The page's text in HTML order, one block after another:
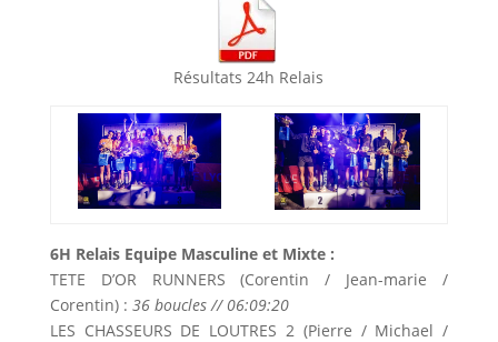
Résultats 24h Relais
6H Relais Equipe Masculine et Mixte :
TETE D’OR RUNNERS (Corentin / Jean-marie /
Corentin) : 36 boucles // 06:09:20
LES CHASSEURS DE LOUTRES 2 (Pierre / Michael /